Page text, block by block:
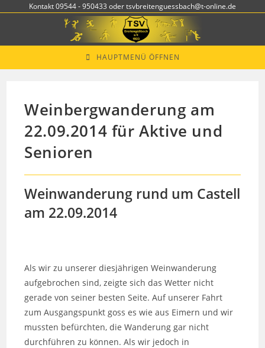
Kontakt 09544 - 950433 oder tsvbreitenguessbach@t-online.de
HAUPTMENÜ ÖFFNEN
Weinbergwanderung am
22.09.2014 für Aktive und
Senioren
Weinwanderung rund um Castell
am 22.09.2014
Als wir zu unserer diesjährigen Weinwanderung
aufgebrochen sind, zeigte sich das Wetter nicht
gerade von seiner besten Seite. Auf unserer Fahrt
zum Ausgangspunkt goss es wie aus Eimern und wir
mussten befürchten, die Wanderung gar nicht
durchführen zu können. Als wir jedoch in